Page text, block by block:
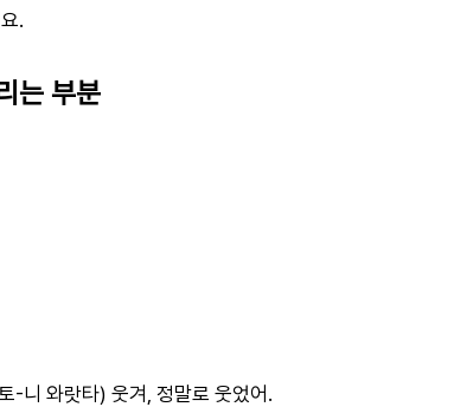
.
는 부분
-니 와랏타) 웃겨, 정말로 웃었어.